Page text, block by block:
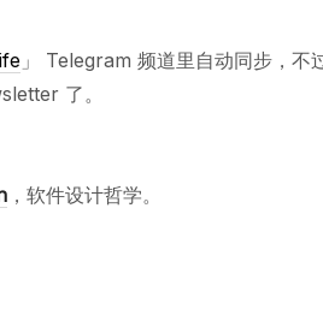
」 Telegram 频道里自动同步，不
了。
，软件设计哲学。